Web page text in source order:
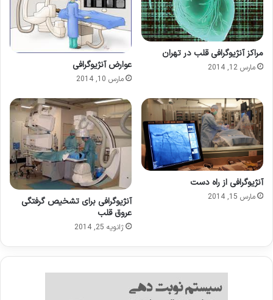
مراکز آنژیوگرافی قلب در تهران
مارس 12, 2014 عوارض آنژیوگرافی
مارس 10, 2014
آنژیوگرافی از راه دست
مارس 15, 2014
آنژیوگرافی برای تشخیص گرفتگی
عروق قلب
ژانویه 25, 2014